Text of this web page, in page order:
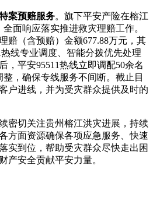
案预赔服务。旗下平安产险在榕江
面响应落实推进救灾理赔工作。
赔（含预赔）金额677.88万元，其
线专业调度、智能分拨优先处理
，平安95511热线立即调配50余名
，确保专线服务不间断。截止目
户进线，并为受灾群众提供及时的
密切关注贵州榕江洪灾进展，持续
方面资源确保各项应急服务、快速
实到位，帮助受灾群众尽快走出困
产安全贡献平安力量。